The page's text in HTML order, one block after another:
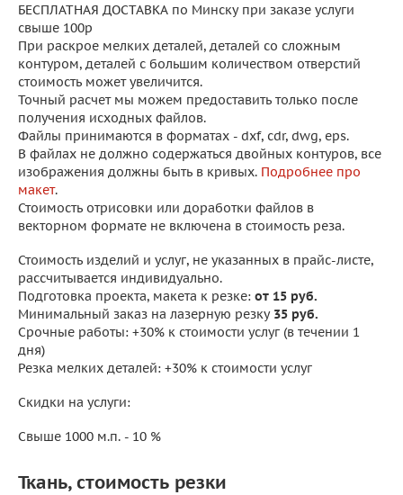
БЕСПЛАТНАЯ ДОСТАВКА по Минску при заказе услуги
свыше 100р
При раскрое мелких деталей, деталей со сложным
контуром, деталей с большим количеством отверстий
стоимость может увеличится.
Точный расчет мы можем предоставить только после
получения исходных файлов.
Файлы принимаются в форматах - dxf, cdr, dwg, eps.
В файлах не должно содержаться двойных контуров, все
изображения должны быть в кривых. Подробнее про
макет.
Стоимость отрисовки или доработки файлов в
векторном формате не включена в стоимость реза.
Стоимость изделий и услуг, не указанных в прайс-листе,
рассчитывается индивидуально.
Подготовка проекта, макета к резке: от 15 руб.
Минимальный заказ на лазерную резку 35 руб.
Срочные работы: +30% к стоимости услуг (в течении 1
дня)
Резка мелких деталей: +30% к стоимости услуг
Скидки на услуги:
Свыше 1000 м.п. - 10 %
Ткань, стоимость резки